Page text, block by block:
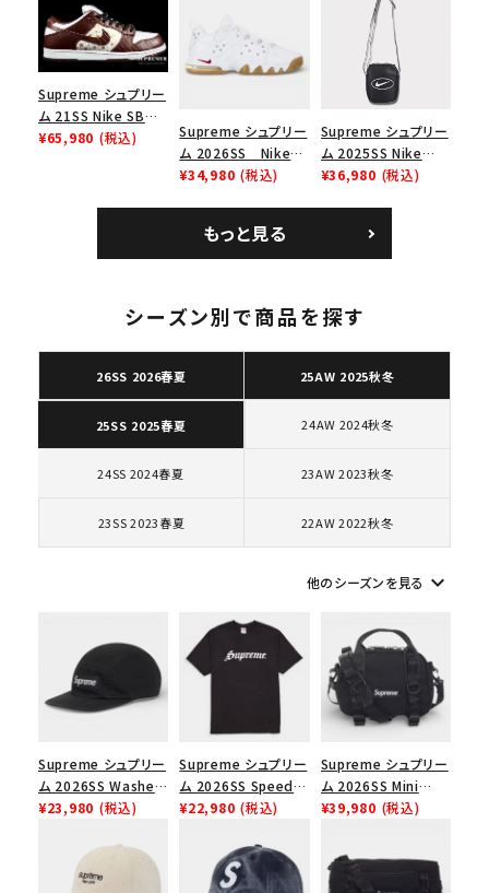
人気ワード
ショルダー・ウエストバッグ
ボックスロゴ ブラックスウェット
カテゴリーから探す
コラボレーションブランドから探す
並び順
円 ～
円
在庫のない商品を表示する
絞り込んで検索する
ース１スニーカー シ
ューズ ホワイト
ラック
ー スニーカー ホワイ
Supreme シュプリー
ム 21SS Nike SB
Dunk Low ナイキSB
¥65,980 (税込)
Supreme シュプリー
ム 2026SS Nike
SB Air Max 2 CB 94
ロー SP ホワイト
¥34,980 (税込)
Supreme シュプリー
ム 2025SS Nike
Leather Shoulder
¥36,980 (税込)
もっと見る
シーズン別で商品を探す
26SS 2026春夏 25AW 2025秋冬
25SS 2025春夏 24AW 2024秋冬
24SS 2024春夏 23AW 2023秋冬
23SS 2023春夏 22AW 2022秋冬
他のシーズンを見る keyboard_arrow_down
Supreme シュプリー
ム 2026SS Washed
Chino Twill Camp
ノツイル キャンプキャ
ップ ブラック
¥23,980 (税込)
Supreme シュプリー
ム 2026SS Speed
Tee スピードTシャツ
¥22,980 (税込)
Supreme シュプリー
ム 2026SS Mini
Duffle Bag ミニダッ
¥39,980 (税込)